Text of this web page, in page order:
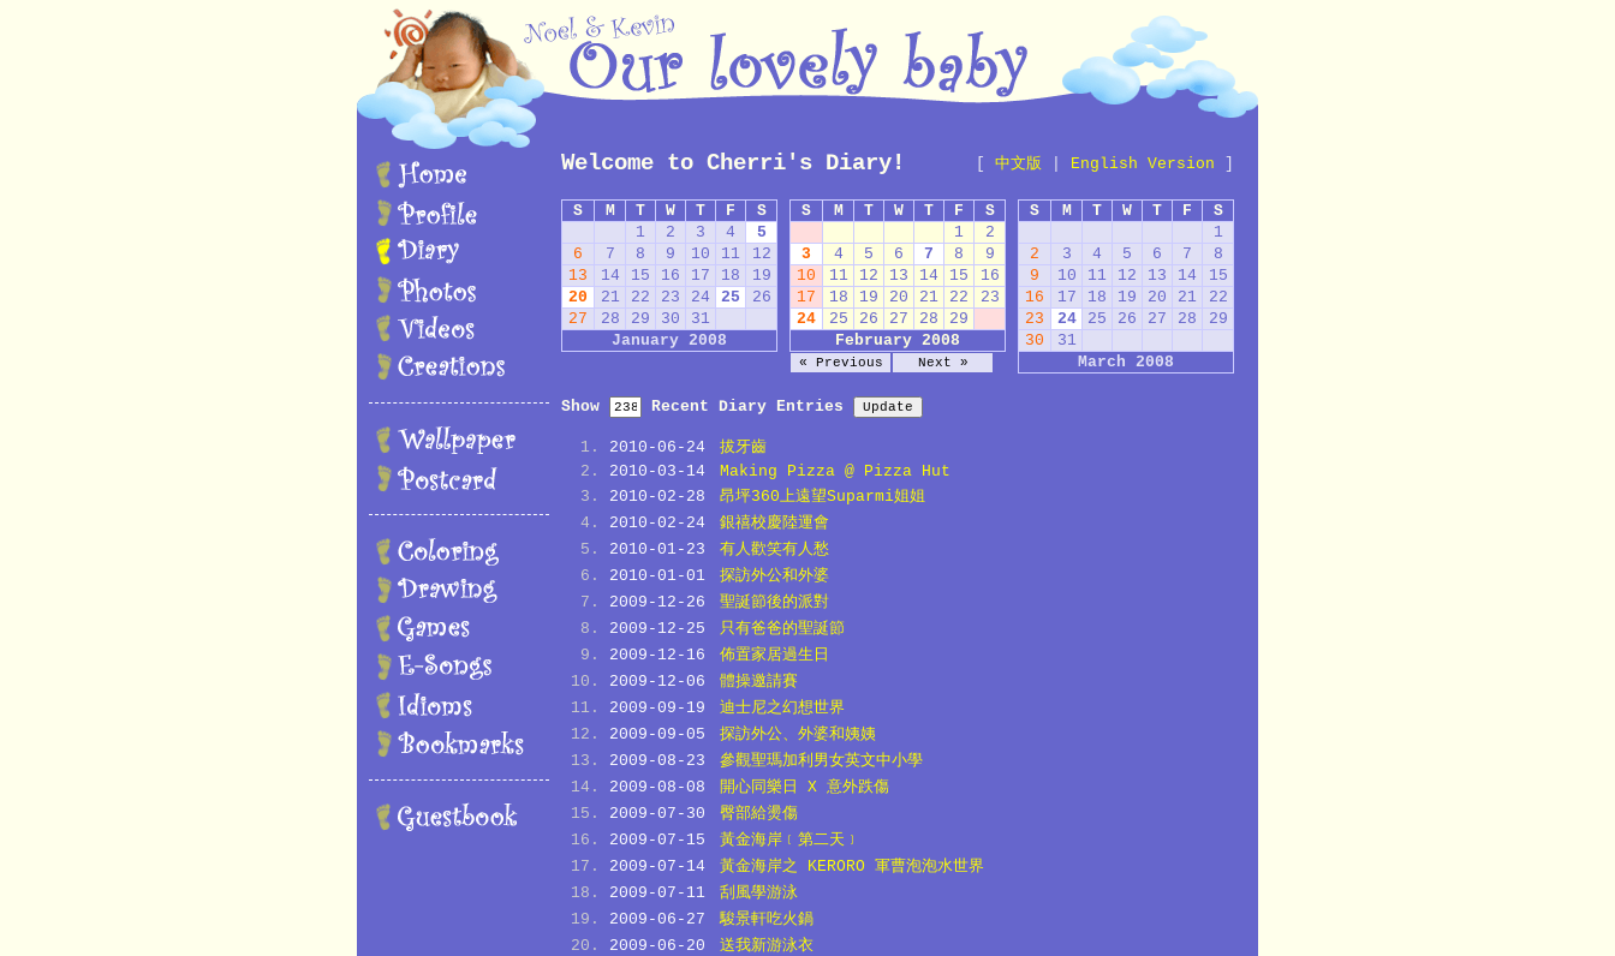
中文版 English Version
Welcome to Cherri's Diary!
S M T W T F
S
1
2 3 4
5
6
7 8 9 10 11
12
13
14 15 16 17 18
19
20
21 22 23 24 25
26
27
28 29 30
31
January 2008
S M T W T F
S
1
2
3 4 5 6 7
8
9
10 11 12 13 14
15
16
17 18 19 20 21
22
23
24 25 26 27 28
29
30
31
March 2008
S M T W T F
S
1
2
3
4 5 6 7 8
9
10
11 12 13 14 15
16
17
18 19 20 21 22
23
24
25 26 27 28
29
February 2008
« Previous Next »
Show Recent Diary Entries
2010-06-24
拔牙齒
2010-03-14
Making Pizza @ Pizza Hut
2010-02-28
昂坪360上遠望Suparmi姐姐
2010-02-24
銀禧校慶陸運會
2010-01-23
有人歡笑有人愁
2010-01-01
探訪外公和外婆
2009-12-26
聖誕節後的派對
2009-12-25
只有爸爸的聖誕節
2009-12-16
佈置家居過生日
2009-12-06
體操邀請賽
2009-09-19
迪士尼之幻想世界
2009-09-05
探訪外公、外婆和姨姨
2009-08-23
參觀聖瑪加利男女英文中小學
2009-08-08
開心同樂日 X 意外跌傷
2009-07-30
臀部給燙傷
2009-07-15
黃金海岸﹝第二天﹞
2009-07-14
黃金海岸之 KERORO 軍曹泡泡水世界
2009-07-11
刮風學游泳
2009-06-27
駿景軒吃火鍋
2009-06-20
送我新游泳衣